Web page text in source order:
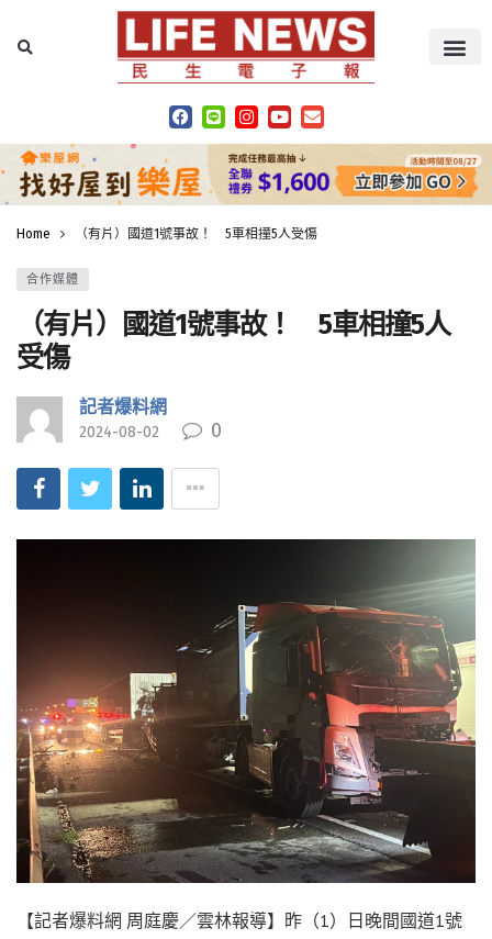
Home （有片）國道1號事故！ 5車相撞5人受傷
合作媒體
（有片）國道1號事故！ 5車相撞5人
受傷
記者爆料網
2024-08-02 0
【記者爆料網 周庭慶／雲林報導】昨（1）日晚間國道1號